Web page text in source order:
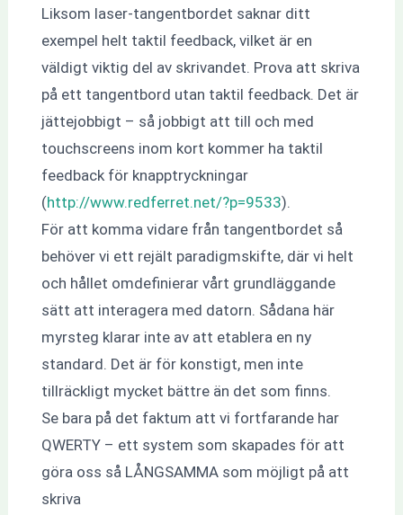
Liksom laser-tangentbordet saknar ditt
exempel helt taktil feedback, vilket är en
väldigt viktig del av skrivandet. Prova att skriva
på ett tangentbord utan taktil feedback. Det är
jättejobbigt – så jobbigt att till och med
touchscreens inom kort kommer ha taktil
feedback för knapptryckningar
(http://www.redferret.net/?p=9533).
För att komma vidare från tangentbordet så
behöver vi ett rejält paradigmskifte, där vi helt
och hållet omdefinierar vårt grundläggande
sätt att interagera med datorn. Sådana här
myrsteg klarar inte av att etablera en ny
standard. Det är för konstigt, men inte
tillräckligt mycket bättre än det som finns.
Se bara på det faktum att vi fortfarande har
QWERTY – ett system som skapades för att
göra oss så LÅNGSAMMA som möjligt på att
skriva